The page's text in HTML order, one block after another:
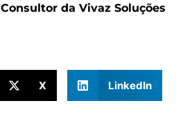
Consultor da Vivaz Soluções
X LinkedIn